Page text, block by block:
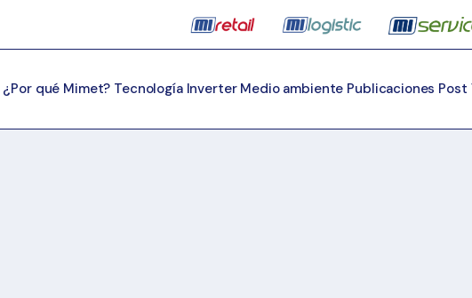
¿Por qué Mimet? Tecnología Inverter Medio ambiente Publicaciones Post